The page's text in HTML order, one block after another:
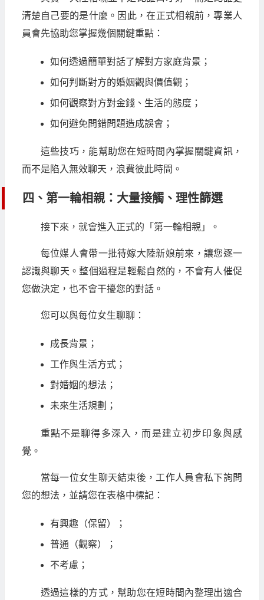
清楚自己要的是什麼。因此，在正式相親前，專業人
員會先協助您掌握幾個關鍵重點：
如何透過簡單對話了解對方家庭背景；
如何判斷對方的婚姻觀與價值觀；
如何觀察對方對金錢、生活的態度；
如何避免問錯問題造成誤會；
這些技巧，能幫助您在短時間內掌握關鍵資訊，
而不是陷入無效聊天，浪費彼此時間。
四、第一輪相親：大量接觸、理性篩選
接下來，就會進入正式的「第一輪相親」。
每位媒人會帶一批待嫁大陸新娘前來，讓您逐一
認識與聊天。整個過程是輕鬆自然的，不會有人催促
您做決定，也不會干擾您的對話。
您可以與每位女生聊聊：
成長背景；
工作與生活方式；
對婚姻的想法；
未來生活規劃；
重點不是聊得多深入，而是建立初步印象與感
覺。
當每一位女生聊天結束後，工作人員會私下詢問
您的想法，並請您在表格中標記：
有興趣（保留）；
普通（觀察）；
不考慮；
透過這樣的方式，幫助您在短時間內整理出適合